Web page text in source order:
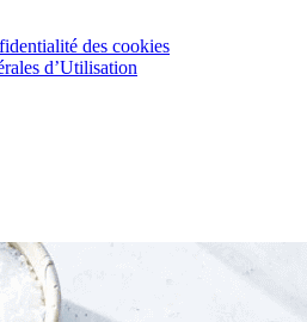
des cookies
d’Utilisation